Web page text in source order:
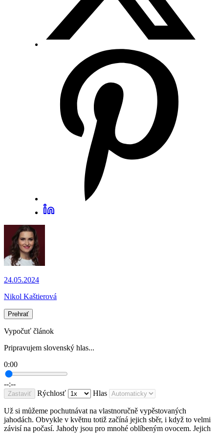
24.05.2024
Nikol Kaštierová
Prehrať
Vypočuť článok
Pripravujem slovenský hlas...
0:00
--:--
Zastaviť Rýchlosť Hlas
Už si můžeme pochutnávat na vlastnoručně vypěstovaných
jahodách. Obvykle v květnu totiž začíná jejich sběr, i když to velmi
závisí na počasí. Jahody jsou pro mnohé oblíbeným ovocem. Jejich